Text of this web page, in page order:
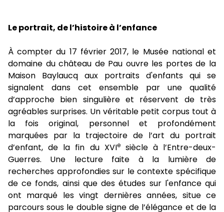
Le portrait, de l’histoire à l’enfance
À compter du 17 février 2017, le Musée national et
domaine du château de Pau ouvre les portes de la
Maison Baylaucq aux portraits d'enfants qui se
signalent dans cet ensemble par une qualité
d’approche bien singulière et réservent de très
agréables surprises. Un véritable petit corpus tout à
la fois original, personnel et profondément
marquées par la trajectoire de l’art du portrait
d’enfant, de la fin du XVIesiècle à l’Entre-deux-
Guerres. Une lecture faite à la lumière de
recherches approfondies sur le contexte spécifique
de ce fonds, ainsi que des études sur l'enfance qui
ont marqué les vingt dernières années, situe ce
parcours sous le double signe de l’élégance et de la